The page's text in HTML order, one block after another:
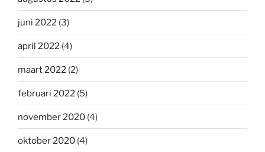
juni 2022 (3)
april 2022 (4)
maart 2022 (2)
februari 2022 (5)
november 2020 (4)
oktober 2020 (4)